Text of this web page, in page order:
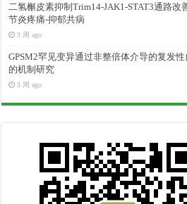
二氢槲皮素抑制Trim14-JAK1-STAT3通路改
节炎疼痛-抑郁共病
3 周 ago
GPSM2罕见变异通过非整倍体介导的复发
的机制研究
3 周 ago